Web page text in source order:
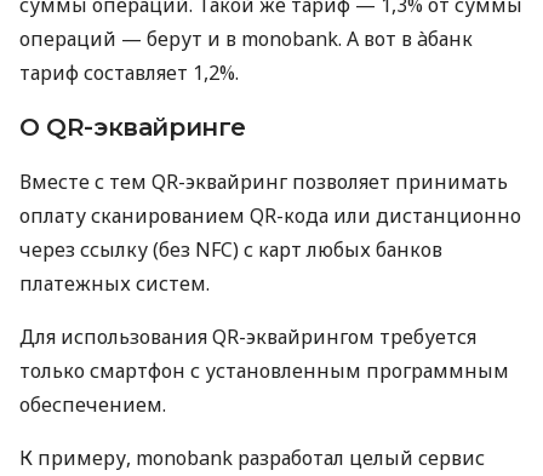
операций — берут и в monobank. А вот в àбанк
тариф составляет 1,2%.
О QR-эквайринге
Вместе с тем QR-эквайринг позволяет принимать
оплату сканированием QR-кода или дистанционно
через ссылку (без NFC) с карт любых банков
платежных систем.
Для использования QR-эквайрингом требуется
только смартфон с установленным программным
обеспечением.
К примеру, monobank разработал целый сервис